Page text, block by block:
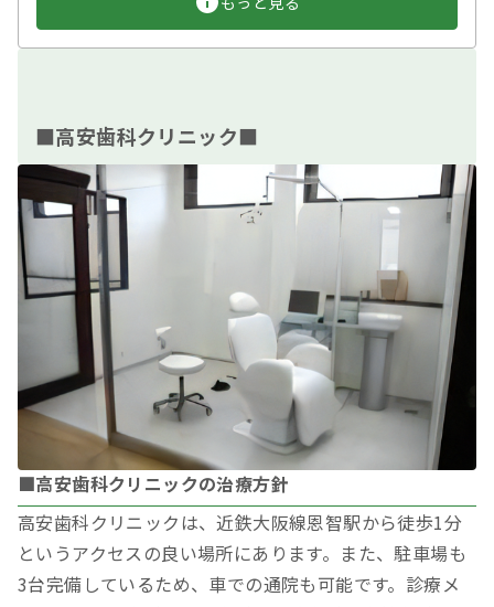
■高安歯科クリニック■
■高安歯科クリニックの治療方針
高安歯科クリニックは、近鉄大阪線恩智駅から徒歩1分
というアクセスの良い場所にあります。また、駐車場も
3台完備しているため、車での通院も可能です。診療メ